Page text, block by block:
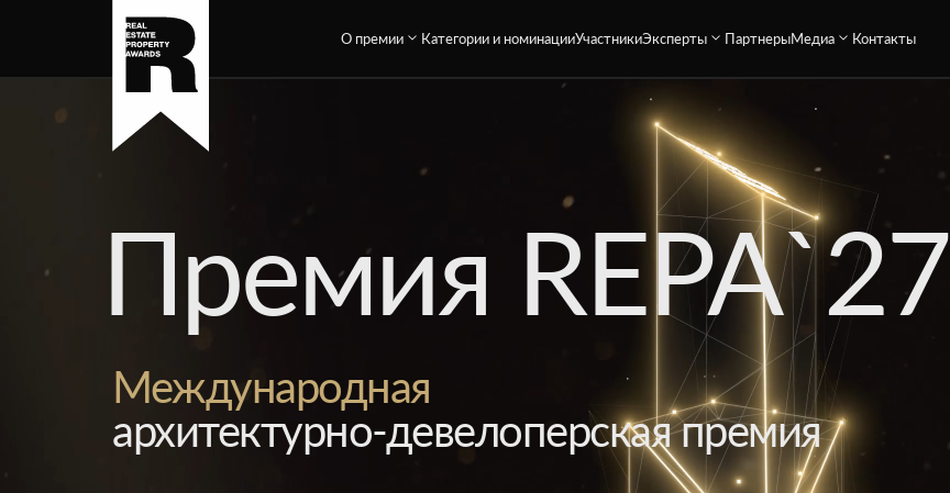
О премии Категории и номинацииУчастникиЭксперты ПартнерыМедиа Контакты
Премия REPA`27
Международная
архитектурно-девелоперская премия